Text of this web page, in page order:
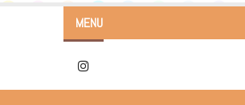
MENU